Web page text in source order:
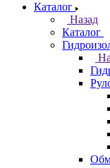
Каталог
Назад
Каталог